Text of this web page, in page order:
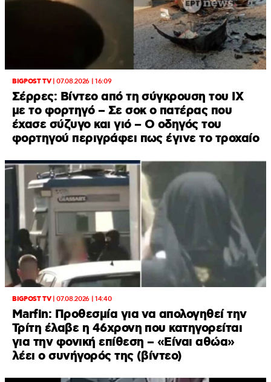
BIGPOST TV|07.08.2026 | 16:09
Σέρρες: Βίντεο από τη σύγκρουση του ΙΧ
με το φορτηγό – Σε σοκ ο πατέρας που
έχασε σύζυγο και γιό – Ο οδηγός του
φορτηγού περιγράφει πως έγινε το τροχαίο
BIGPOST TV|07.08.2026 | 14:40
Marfin: Προθεσμία για να απολογηθεί την
Τρίτη έλαβε η 46χρονη που κατηγορείται
για την φονική επίθεση – «Είναι αθώα»
λέει ο συνήγορός της (βίντεο)